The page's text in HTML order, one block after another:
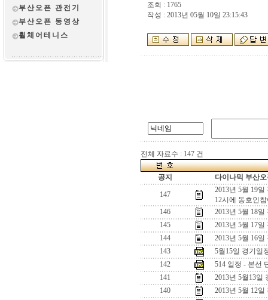
부산오픈 관전 기
부산오픈 동영상
휠체어테니스
조회 : 1765
작성 : 2013년 05월 10일 23:15:43
전체 자료수 : 147 건
공지 다이나믹 부산
147
2013년 5월 19
12시에 동호인
146
2013년 5월 18
145
2013년 5월 17
144
2013년 5월 16
143
5월15일 경기일
142
514 일정 - 본선
141
2013년 5월13일
140
2013년 5월 12